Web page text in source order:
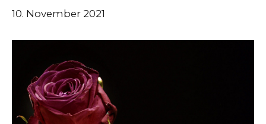
10. November 2021